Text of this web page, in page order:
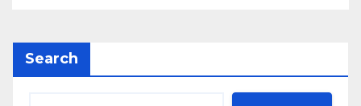
Search